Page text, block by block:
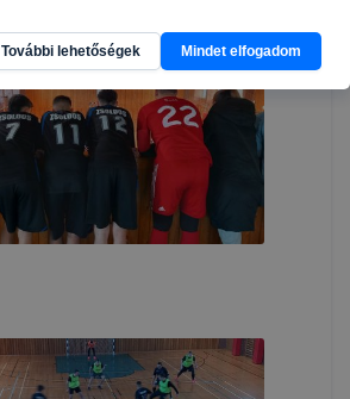
További lehetőségek Mindet elfogadom